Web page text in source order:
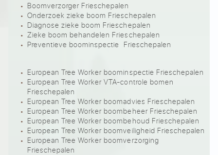
Boomverzorger Frieschepalen
Onderzoek zieke boom Frieschepalen
Diagnose zieke boom Frieschepalen
Zieke boom behandelen Frieschepalen
Preventieve boominspectie Frieschepalen
European Tree Worker boominspectie Frieschepalen
European Tree Worker VTA-controle bomen
Frieschepalen
European Tree Worker boomadvies Frieschepalen
European Tree Worker boombeheer Frieschepalen
European Tree Worker boombehoud Frieschepalen
European Tree Worker boomveiligheid Frieschepalen
European Tree Worker boomverzorging
Frieschepalen